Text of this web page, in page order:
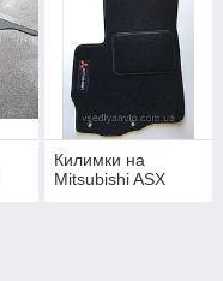
Килимки на
Mitsubishi ASX